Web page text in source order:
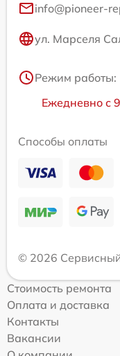
info@pioneer-
ул. Марселя
Режим работы:
Ежедневно с
Способы оплаты
© 2026
Стоимость ремонта
Оплата и доставка
Контакты
Вакансии